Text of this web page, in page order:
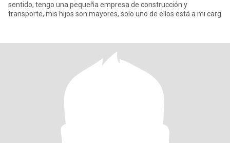
sentido, tengo una pequeña empresa de construcción y
transporte, mis hijos son mayores, solo uno de ellos está a mi carg